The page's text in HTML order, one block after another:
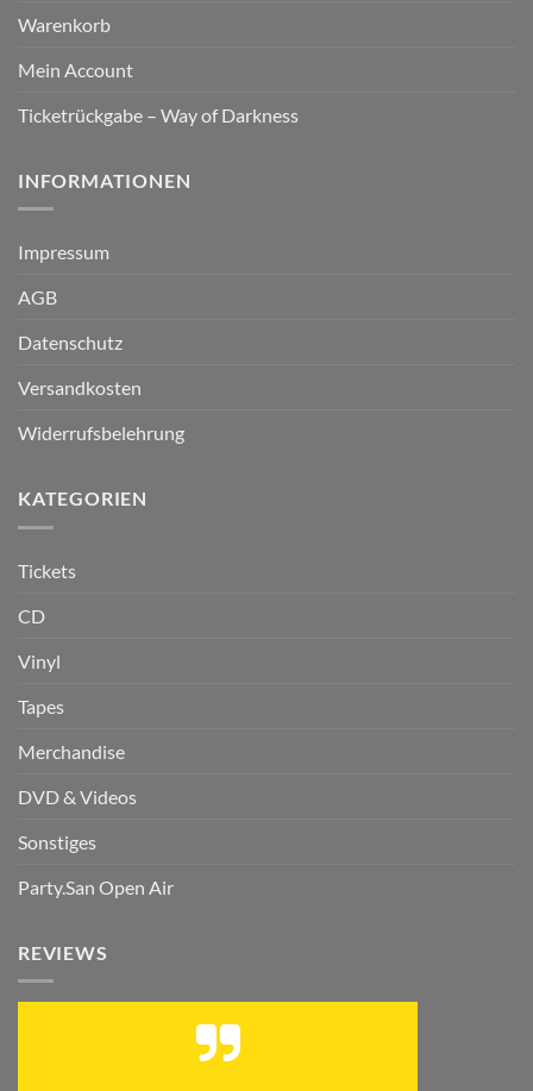
Warenkorb
Mein Account
Ticketrückgabe – Way of Darkness
INFORMATIONEN
Impressum
AGB
Datenschutz
Versandkosten
Widerrufsbelehrung
KATEGORIEN
Tickets
CD
Vinyl
Tapes
Merchandise
DVD & Videos
Sonstiges
Party.San Open Air
REVIEWS